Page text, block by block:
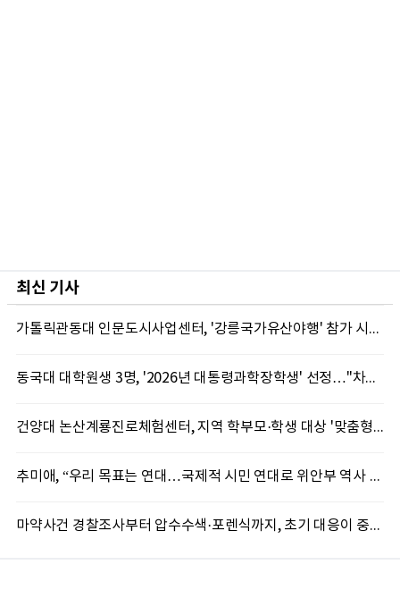
최신 기사
가톨릭관동대 인문도시사업센터, '강릉국가유산야행' 참가 시민 15명 모집
동국대 대학원생 3명, '2026년 대통령과학장학생' 선정…"차세대 연구자 발굴"
건양대 논산계룡진로체험센터, 지역 학부모·학생 대상 '맞춤형 직업 체험' 성료
추미애, “우리 목표는 연대…국제적 시민 연대로 위안부 역사 계속 알려야”
마약사건 경찰조사부터 압수수색·포렌식까지, 초기 대응이 중요한 이유